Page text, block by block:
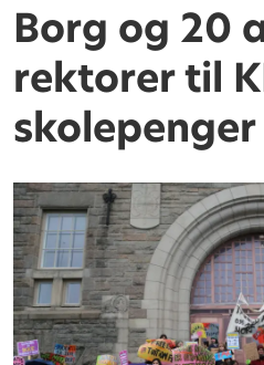
Borg og 20
rektorer til